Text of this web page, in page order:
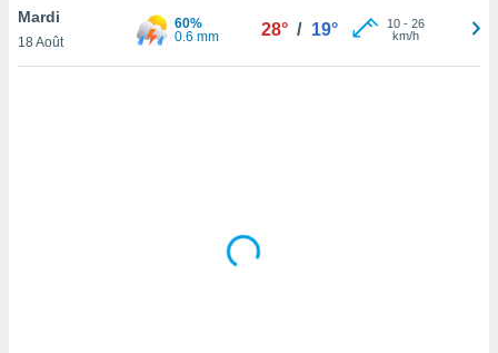
de
Mardi
18 Août
60%
0.6 mm
28° / 19° 10- 26
km/h